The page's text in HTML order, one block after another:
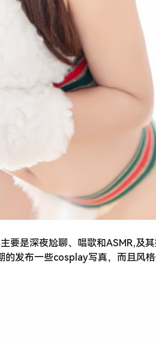
要是深夜尬聊、唱歌和ASMR,及
发布一些cosplay写真，而且风